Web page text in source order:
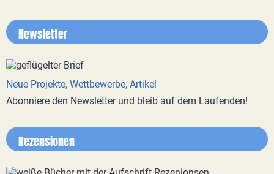
Newsletter
Neue Projekte, Wettbewerbe, Artikel
Abonniere den Newsletter und bleib auf dem Laufenden!
Rezensionen